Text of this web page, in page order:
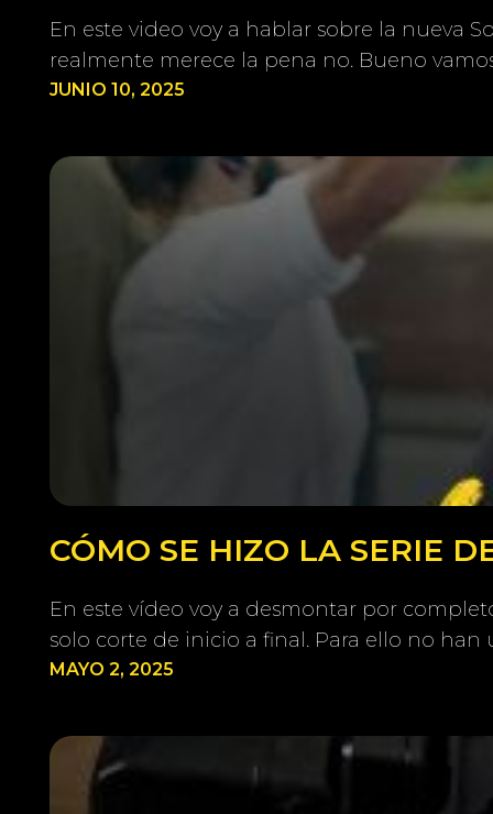
En este video voy a hablar sobre la nueva
realmente merece la pena no. Bueno
JUNIO 10, 2025
CÓMO SE HIZO LA SERIE
En este vídeo voy a desmontar por
solo corte de inicio a final. Para ello no han
MAYO 2, 2025